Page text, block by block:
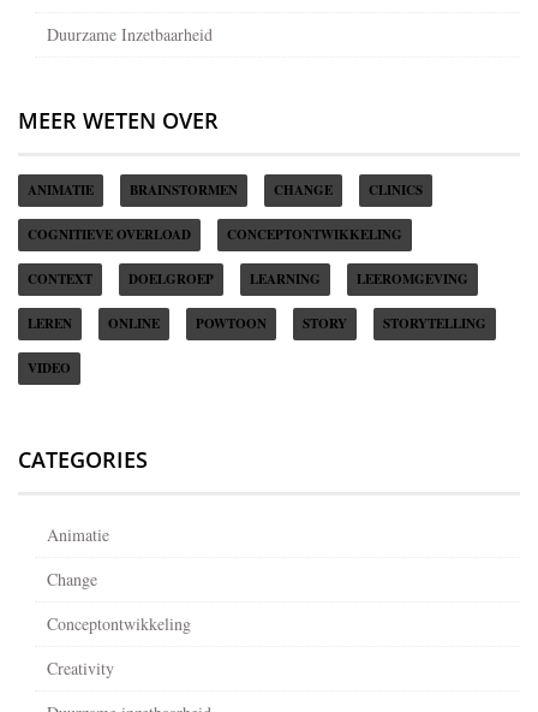
Duurzame Inzetbaarheid
MEER WETEN OVER
ANIMATIE BRAINSTORMEN CHANGE CLINICS
COGNITIEVE OVERLOAD CONCEPTONTWIKKELING
CONTEXT DOELGROEP LEARNING LEEROMGEVING
LEREN ONLINE POWTOON STORY STORYTELLING
VIDEO
CATEGORIES
Animatie
Change
Conceptontwikkeling
Creativity